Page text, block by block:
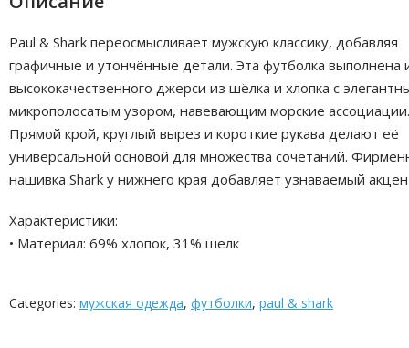
Paul & Shark переосмысливает мужскую классику, добавляя
графичные и утончённые детали. Эта футболка выполнена
высококачественного джерси из шёлка и хлопка с
микрополосатым узором, навевающим морские ассоциации.
Прямой крой, круглый вырез и короткие рукава делают её
универсальной основой для множества сочетаний.
нашивка Shark у нижнего края добавляет узнаваемый
Характеристики:
• Материал: 69% хлопок, 31% шелк
Categories: мужская одежда, футболки, paul & shark